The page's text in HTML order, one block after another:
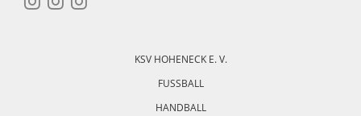
KSV HOHENECK E. V.
FUSSBALL
HANDBALL